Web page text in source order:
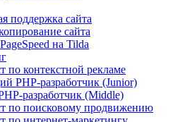
поддержка сайта
сайта
на Tilda
по контекстной рекламе
PHP-разработчик (Junior)
разработчик (Middle)
по поисковому продвижению